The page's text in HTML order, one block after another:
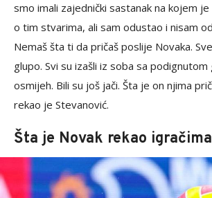
smo imali zajednički sastanak na kojem
o tim stvarima, ali sam odustao i nisam
Nemaš šta ti da pričaš poslije Novaka.
glupo. Svi su izašli iz soba sa podignutom
osmijeh. Bili su još jači. Šta je on njima
rekao je Stevanović.
Šta je Novak rekao